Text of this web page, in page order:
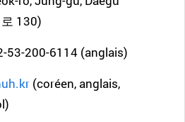
130)
53-200-6114 (anglais)
(coréen, anglais,